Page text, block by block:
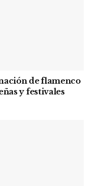
de flamenco
y festivales